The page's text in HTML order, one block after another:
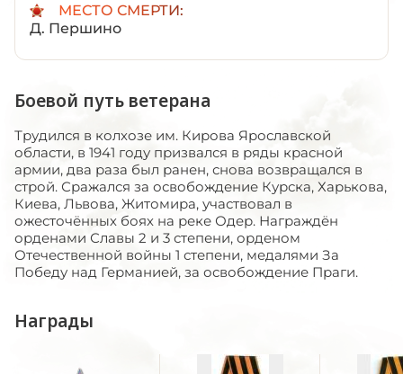
МЕСТО СМЕРТИ:
Д. Першино
Боевой путь ветерана
Трудился в колхозе им. Кирова Ярославской
области, в 1941 году призвался в ряды красной
армии, два раза был ранен, снова возвращался в
строй. Сражался за освобождение Курска, Харькова,
Киева, Львова, Житомира, участвовал в
ожесточённых боях на реке Одер. Награждён
орденами Славы 2 и 3 степени, орденом
Отечественной войны 1 степени, медалями За
Победу над Германией, за освобождение Праги.
Награды